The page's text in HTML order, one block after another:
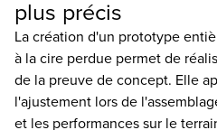
plus précis
La création d'un prototype
à la cire perdue permet de
de la preuve de concept. Elle
l'ajustement lors de
et les performances sur le